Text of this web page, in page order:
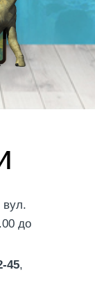
вул.
до
45,